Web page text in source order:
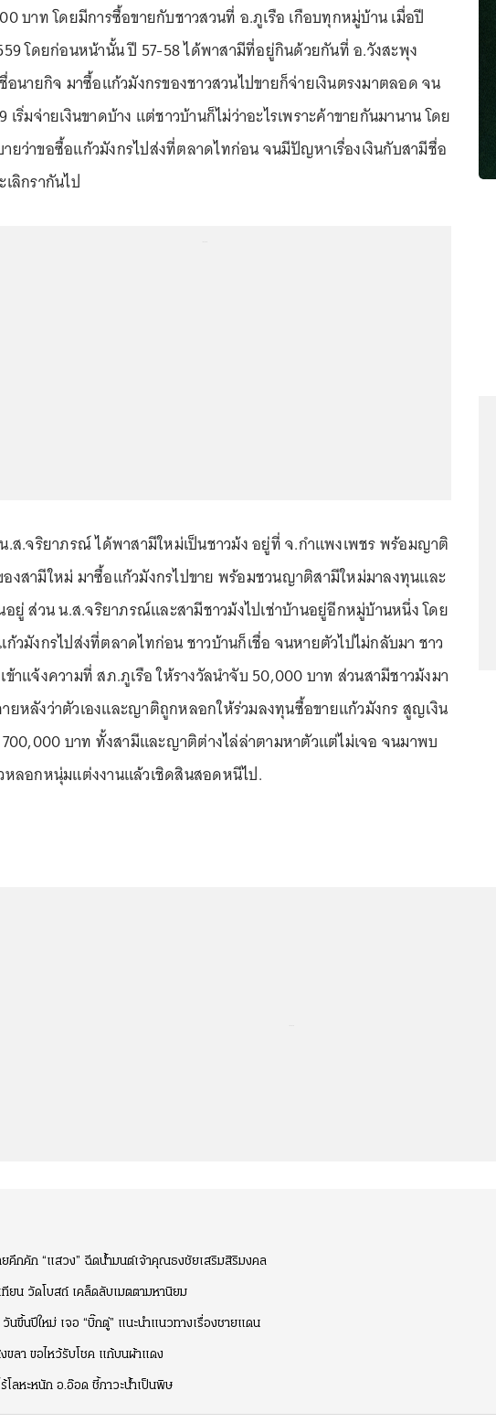
บาท โดยมีการซื้อขายกับชาวสวนที่ อ.ภูเรือ เกือบทุกหมู่บ้าน เมื่อปี
โดยก่อนหน้านั้น ปี 57-58 ได้พาสามีที่อยู่กินด้วยกันที่ อ.วังสะพุง
อนายกิจ มาซื้อแก้วมังกรของชาวสวนไปขายก็จ่ายเงินตรงมาตลอด จน
เริ่มจ่ายเงินขาดบ้าง แต่ชาวบ้านก็ไม่ว่าอะไรเพราะค้าขายกันมานาน โดย
ยว่าขอซื้อแก้วมังกรไปส่งที่ตลาดไทก่อน จนมีปัญหาเรื่องเงินกับสามีชื่อ
ลิกรากันไป
.ส.จริยาภรณ์ ได้พาสามีใหม่เป็นชาวม้ง อยู่ที่ จ.กำแพงเพชร พร้อมญาติ
งสามีใหม่ มาซื้อแก้วมังกรไปขาย พร้อมชวนญาติสามีใหม่มาลงทุนและ
อยู่ ส่วน น.ส.จริยาภรณ์และสามีชาวม้งไปเช่าบ้านอยู่อีกหมู่บ้านหนึ่ง โดย
ก้วมังกรไปส่งที่ตลาดไทก่อน ชาวบ้านก็เชื่อ จนหายตัวไปไม่กลับมา ชาว
ข้าแจ้งความที่ สภ.ภูเรือ ให้รางวัลนำจับ 50,000 บาท ส่วนสามีชาวม้งมา
ยหลังว่าตัวเองและญาติถูกหลอกให้ร่วมลงทุนซื้อขายแก้วมังกร สูญเงิน
700,000 บาท ทั้งสามีและญาติต่างไล่ล่าตามหาตัวแต่ไม่เจอ จนมาพบ
หลอกหนุ่มแต่งงานแล้วเชิดสินสอดหนีไป.
คึกคัก “แสวง” ฉีดน้ำมนต์เจ้าคุณธงชัยเสริมสิริมงคล
ยน วัดโบสถ์ เคล็ดลับเมตตามหานิยม
นขึ้นปีใหม่ เจอ “บิ๊กตู่” แนะนำแนวทางเรื่องชายแดน
ขลา ขอไหว้รับโชค แก้บนผ้าแดง
ลหะหนัก อ.อ๊อด ชี้ภาวะน้ำเป็นพิษ